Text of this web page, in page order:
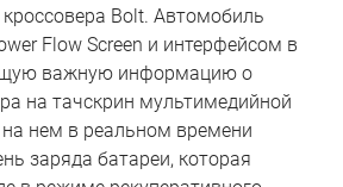
Bolt. Автомобиль
Flow Screen и интерфейсом в
важную информацию о
на тачскрин мультимедийной
нем в реальном времени
заряда батареи, которая